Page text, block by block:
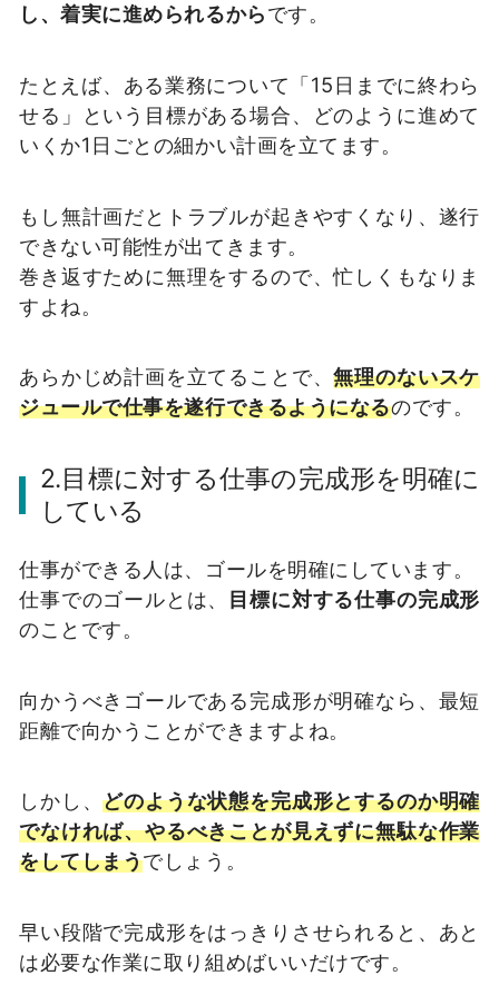
し、着実に進められるからです。
たとえば、ある業務について「15日までに終わら
せる」という目標がある場合、どのように進めて
いくか1日ごとの細かい計画を立てます。
もし無計画だとトラブルが起きやすくなり、遂行
できない可能性が出てきます。
巻き返すために無理をするので、忙しくもなりま
すよね。
あらかじめ計画を立てることで、無理のないスケ
ジュールで仕事を遂行できるようになるのです。
2.目標に対する仕事の完成形を明確に
している
仕事ができる人は、ゴールを明確にしています。
仕事でのゴールとは、 目標に対する仕事の完成形
のことです。
向かうべきゴールである完成形が明確なら、最短
距離で向かうことができますよね。
しかし、どのような状態を完成形とするのか明確
でなければ、やるべきことが見えずに無駄な作業
をしてしまうでしょう。
早い段階で完成形をはっきりさせられると、あと
は必要な作業に取り組めばいいだけです。